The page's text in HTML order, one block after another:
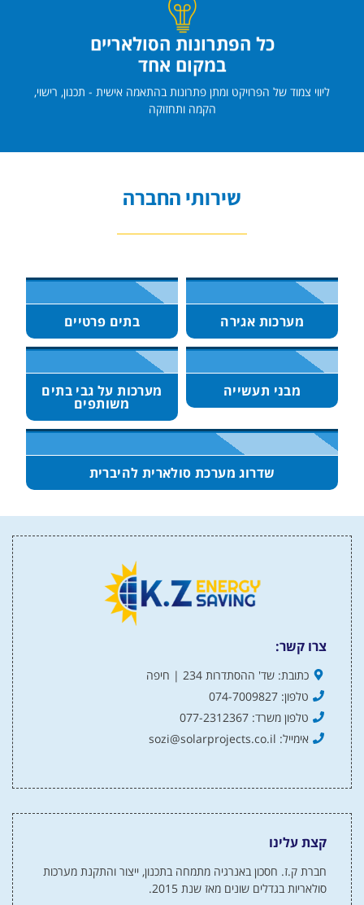
כל הפתרונות הסולאריים
במקום אחד
ליווי צמוד של הפרויקט ומתן פתרונות בהתאמה אישית - תכנון, רישוי,
הקמה ותחזוקה
שירותי החברה
מערכות אגירה בתים פרטיים
מבני תעשייה מערכות על גבי בתים
משותפים
שדרוג מערכת סולארית להיברית
צרו קשר:
כתובת: שד' ההסתדרות 234 | חיפה
טלפון: 074-7009827
טלפון משרד: 077-2312367
אימייל: sozi@solarprojects.co.il
קצת עלינו
חברת ק.ז. חסכון באנרגיה מתמחה בתכנון, ייצור והתקנת מערכות
סולאריות בגדלים שונים מאז שנת 2015.